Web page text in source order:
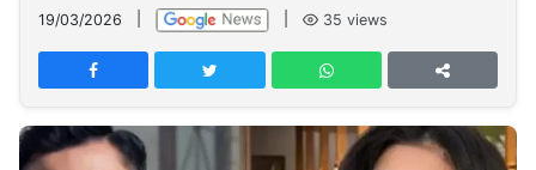
Network
PT
TREETAN
INDONESIA
19/03/2026 35 views